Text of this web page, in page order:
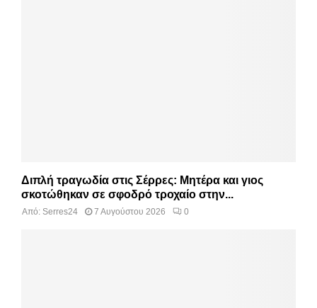
Διπλή τραγωδία στις Σέρρες: Μητέρα και γιος
σκοτώθηκαν σε σφοδρό τροχαίο στην...
Από: Serres24 7 Αυγούστου 2026 0